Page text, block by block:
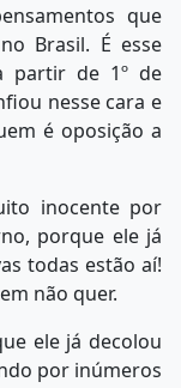
que
Brasil. É esse
partir de 1º de
nesse cara e
é oposição a
inocente por
porque ele já
todas estão aí!
não quer.
ele já decolou
por inúmeros